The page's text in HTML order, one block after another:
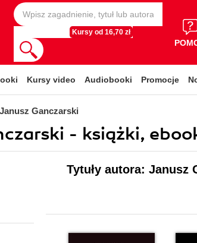
Kursy od 16,70 zł
Kursy video Audiobooki Promocje
Janusz Ganczarski
- książki,
Tytuły autora: Janusz